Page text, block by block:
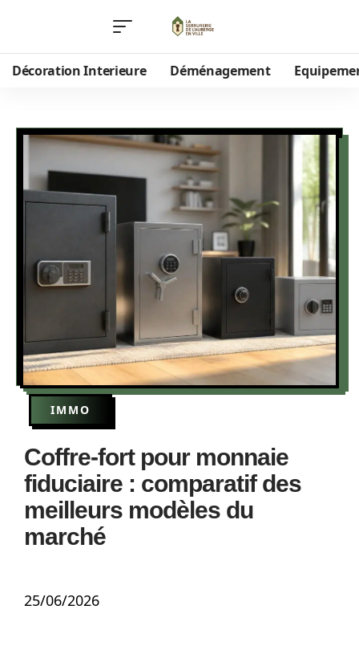
Décoration Interieure Déménagement
IMMO
Coffre-fort pour monnaie
fiduciaire : comparatif des
meilleurs modèles du
marché
25/06/2026